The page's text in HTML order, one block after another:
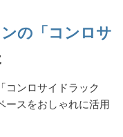
の「コンロサ
コンロサイドラック
ースをおしゃれに活用